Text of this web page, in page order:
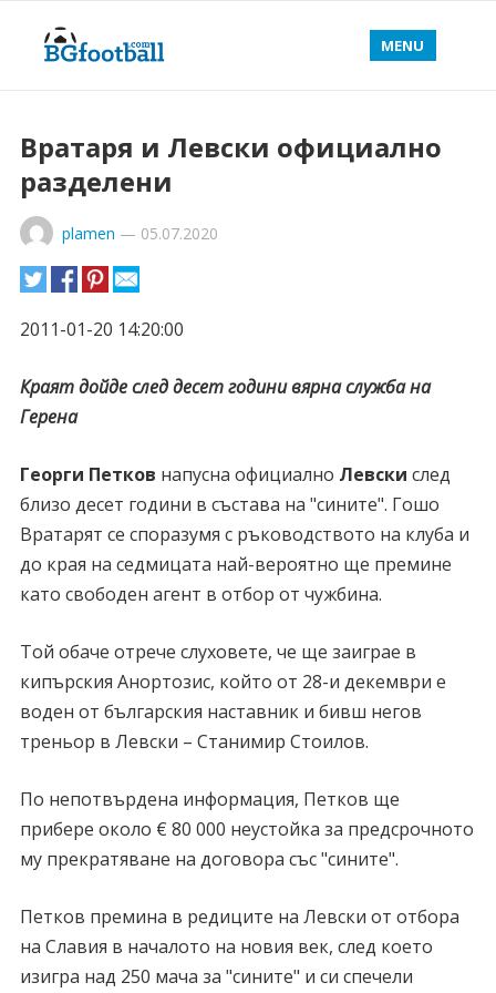
MENU
Вратаря и Левски официално
разделени
plamen — 05.07.2020
2011-01-20 14:20:00
Краят дойде след десет години вярна служба на
Герена
Георги Петков напусна официално Левски след
близо десет години в състава на "сините". Гошо
Вратарят се споразумя с ръководството на клуба и
до края на седмицата най-вероятно ще премине
като свободен агент в отбор от чужбина.
Той обаче отрече слуховете, че ще заиграе в
кипърския Анортозис, който от 28-и декември е
воден от българския наставник и бивш негов
треньор в Левски – Станимир Стоилов.
По непотвърдена информация, Петков ще
прибере около € 80 000 неустойка за предсрочното
му прекратяване на договора със "сините".
Петков премина в редиците на Левски от отбора
на Славия в началото на новия век, след което
изигра над 250 мача за "сините" и си спечели